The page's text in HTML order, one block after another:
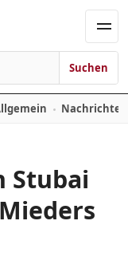
Suchen
Stubai